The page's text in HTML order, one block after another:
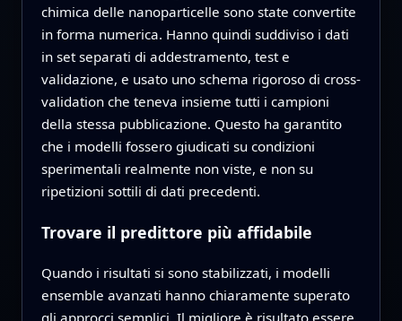
chimica delle nanoparticelle sono state convertite
in forma numerica. Hanno quindi suddiviso i dati
in set separati di addestramento, test e
validazione, e usato uno schema rigoroso di cross-
validation che teneva insieme tutti i campioni
della stessa pubblicazione. Questo ha garantito
che i modelli fossero giudicati su condizioni
sperimentali realmente non viste, e non su
ripetizioni sottili di dati precedenti.
Trovare il predittore più affidabile
Quando i risultati si sono stabilizzati, i modelli
ensemble avanzati hanno chiaramente superato